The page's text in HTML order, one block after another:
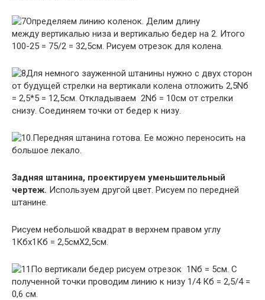
Определяем линию коленок. Делим длину
между вертикалью низа и вертикалью бедер на 2. Итого
100-25 = 75/2 = 32,5см. Рисуем отрезок для колена.
Для немного зауженной штанины нужно с двух сторон
от будущей стрелки на вертикали колена отложить 2,5Nб
= 2,5*5 = 12,5см. Откладываем 2Nб = 10см от стрелки
снизу. Соединяем точки от бедер к низу.
.Передняя штанина готова. Ее можно переносить на
большое лекало.
Задняя штанина, проектируем уменьшительный
чертеж. Используем другой цвет. Рисуем по передней
штанине.
Рисуем небольшой квадрат в верхнем правом углу
1Кбх1Кб = 2,5смХ2,5см.
По вертикали бедер рисуем отрезок 1Nб = 5см. С
полученной точки проводим линию к низу 1/4 Кб = 2,5/4 =
0,6 см.